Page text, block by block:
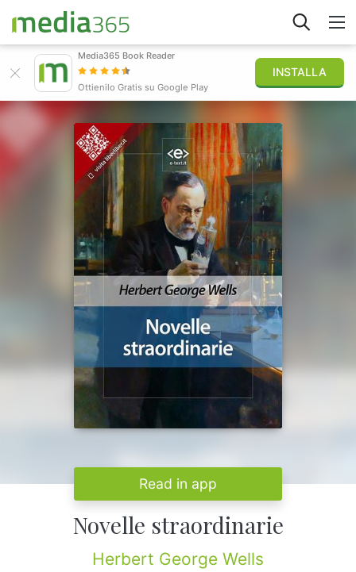
Accedi
Pubblica
Media365 Book Reader
Ottienilo Gratis su Google Play
INSTALLA
Read in app
Novelle straordinarie
Herbert George Wells